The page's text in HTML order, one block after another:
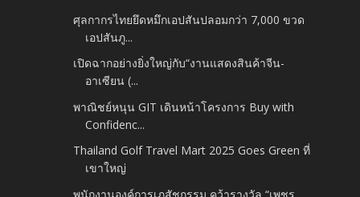
ศุลกากรไทยยึดหมึกเอปสันปลอมกว่า 7,000 ขวด
เอปสันภู...
เปิดฉากอย่างยิ่งใหญ่กับ“งานแสดงสินค้าจีน-
อาเซียน (...
พาณิชย์หนุน GIT เดินหน้าโครงการ Buy with
Confidenc...
Thailand Golf Travel Mart 2025 Goes Green ที่
เขาใหญ่